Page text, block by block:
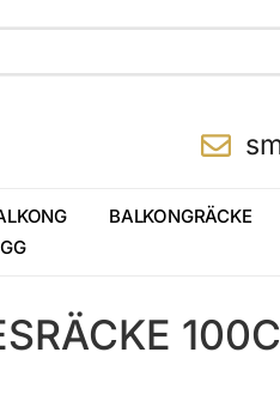
BALKONGRÄCKE